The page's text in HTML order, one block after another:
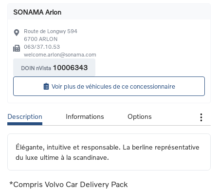
SONAMA Arlon
Route de Longwy 594
6700 ARLON
063/37.10.53
welcome.arlon@sonama.com
DOIN nVista 10006343
Voir plus de véhicules de ce concessionnaire
Description Informations Options
Élégante, intuitive et responsable. La berline représentative
du luxe ultime à la scandinave.
*Compris Volvo Car Delivery Pack